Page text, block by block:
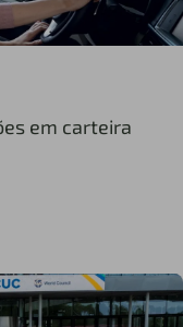
em carteira